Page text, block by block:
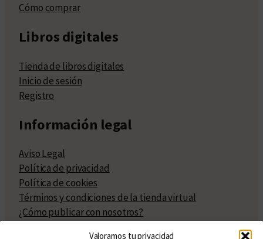
Valoramos tu privacidad
Cómo comprar
Libros digitales
Tienda de libros digitales
Inicio de sesión
Registro
Información legal
Aviso Legal
Política de privacidad
Política de cookies
Términos y condiciones de la tienda virtual
¿Cómo publicar con nosotros?